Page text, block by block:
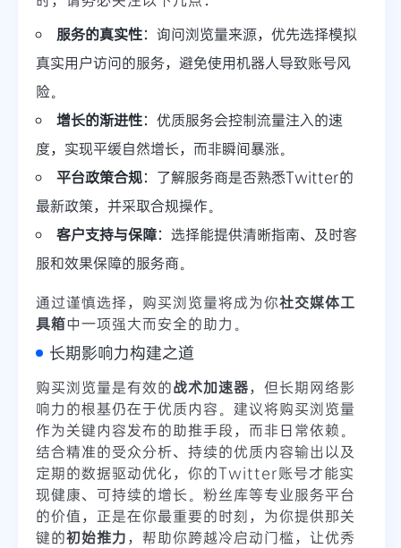
服务的真实性：询问浏览量来源，优先选择模拟
真实用户访问的服务，避免使用机器人导致账号风
险。
增长的渐进性：优质服务会控制流量注入的速
度，实现平缓自然增长，而非瞬间暴涨。
平台政策合规：了解服务商是否熟悉Twitter的
最新政策，并采取合规操作。
客户支持与保障：选择能提供清晰指南、及时客
服和效果保障的服务商。
通过谨慎选择，购买浏览量将成为你社交媒体工
具箱中一项强大而安全的助力。
长期影响力构建之道
购买浏览量是有效的战术加速器，但长期网络影
响力的根基仍在于优质内容。建议将购买浏览量
作为关键内容发布的助推手段，而非日常依赖。
结合精准的受众分析、持续的优质内容输出以及
定期的数据驱动优化，你的Twitter账号才能实
现健康、可持续的增长。粉丝库等专业服务平台
的价值，正是在你最重要的时刻，为你提供那关
键的初始推力，帮助你跨越冷启动门槛，让优秀